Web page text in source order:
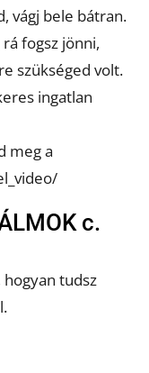
vágj bele bátran.
fogsz jönni,
szükséged volt.
ingatlan
meg a
c.
tudsz